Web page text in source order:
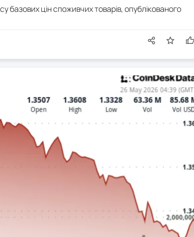
базових цін споживчих товарів, опублікованого